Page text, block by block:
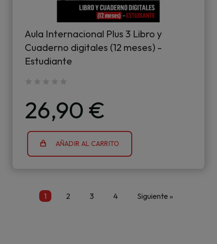
Aula Internacional Plus 3 Libro y
Cuaderno digitales (12 meses) -
Estudiante
26,90 €
AÑADIR AL CARRITO
1 2 3 4 Siguiente »